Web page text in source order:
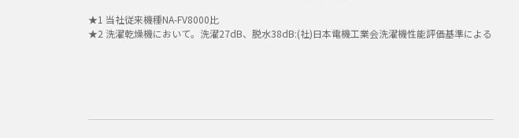
★1 当社従来機種NA-FV8000比
★2 洗濯乾燥機において。洗濯27dB、脱水38dB:(社)日本電機工業会洗濯機性能評価基準による